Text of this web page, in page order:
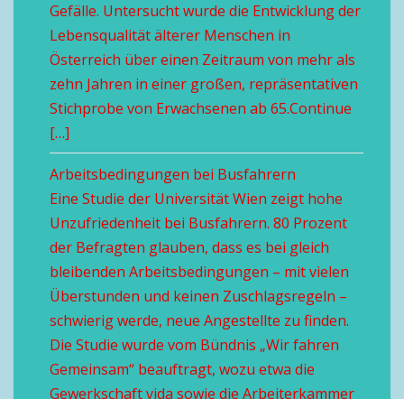
Gefälle. Untersucht wurde die Entwicklung der
Lebensqualität älterer Menschen in
Österreich über einen Zeitraum von mehr als
zehn Jahren in einer großen, repräsentativen
Stichprobe von Erwachsenen ab 65.Continue
[…]
Arbeitsbedingungen bei Busfahrern
Eine Studie der Universität Wien zeigt hohe
Unzufriedenheit bei Busfahrern. 80 Prozent
der Befragten glauben, dass es bei gleich
bleibenden Arbeitsbedingungen – mit vielen
Überstunden und keinen Zuschlagsregeln –
schwierig werde, neue Angestellte zu finden.
Die Studie wurde vom Bündnis „Wir fahren
Gemeinsam“ beauftragt, wozu etwa die
Gewerkschaft vida sowie die Arbeiterkammer